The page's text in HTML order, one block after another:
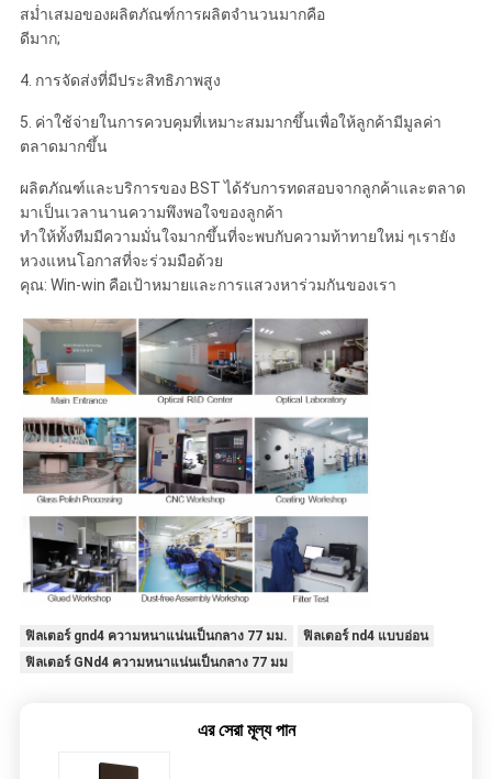
สม่ำเสมอของผลิตภัณฑ์การผลิตจำนวนมากคือ
ดีมาก;
4. การจัดส่งที่มีประสิทธิภาพสูง
5. ค่าใช้จ่ายในการควบคุมที่เหมาะสมมากขึ้นเพื่อให้ลูกค้ามีมูลค่า
ตลาดมากขึ้น
ผลิตภัณฑ์และบริการของ BST ได้รับการทดสอบจากลูกค้าและตลาด
มาเป็นเวลานานความพึงพอใจของลูกค้า
ทำให้ทั้งทีมมีความมั่นใจมากขึ้นที่จะพบกับความท้าทายใหม่ ๆเรายัง
หวงแหนโอกาสที่จะร่วมมือด้วย
คุณ: Win-win คือเป้าหมายและการแสวงหาร่วมกันของเรา
ฟิลเตอร์ gnd4 ความหนาแน่นเป็นกลาง 77 มม.
ฟิลเตอร์ nd4 แบบอ่อน
ฟิลเตอร์ GNd4 ความหนาแน่นเป็นกลาง 77 มม
এর সেরা মূল্য পান